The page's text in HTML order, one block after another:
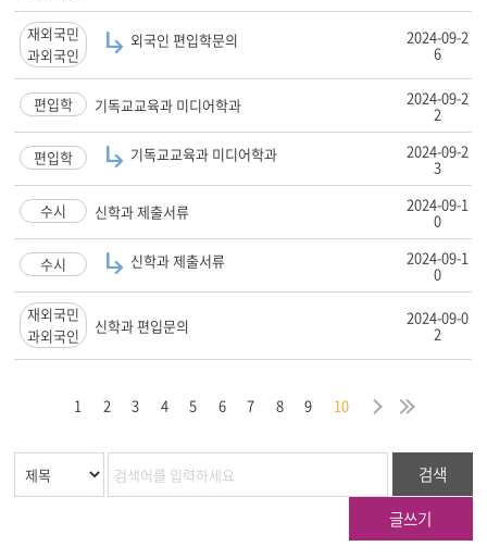
재외국민
과외국인
외국인 편입학문의 2024-09-2
6
편입학 기독교교육과 미디어학과 2024-09-2
2
편입학 기독교교육과 미디어학과 2024-09-2
3
수시 신학과 제출서류 2024-09-1
0
수시 신학과 제출서류 2024-09-1
0
재외국민
과외국인
신학과 편입문의 2024-09-0
2
1 2 3 4 5 6 7 8 9 10 다 마
검색
글쓰기